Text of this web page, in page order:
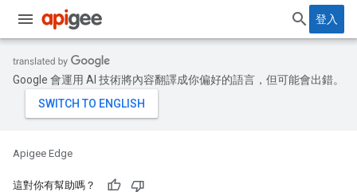
登入
Google 會運用 AI 技術將內容翻譯成你偏好的語言，但可能會出錯。
Apigee Edge
這對你有幫助嗎？